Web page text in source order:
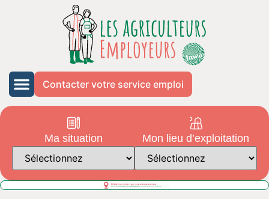
Contacter votre service emploi
Ma situation Mon lieu d’exploitation